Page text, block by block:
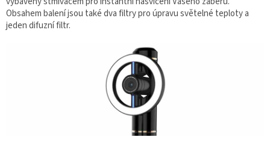
Obsahem balení jsou také dva filtry pro úpravu světelné teploty a
jeden difuzní filtr.